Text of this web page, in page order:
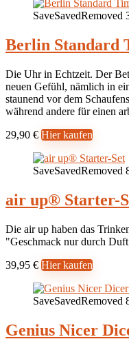
SaveSavedRemoved
Berlin Standard
Die Uhr in Echtzeit. Der
neuen Gefühl, nämlich in
staunend vor dem
während andere für einen
29,90 € Hier kaufen
SaveSavedRemoved
air up® Starter-
Die air up haben das
"Geschmack nur durch
39,95 € Hier kaufen
SaveSavedRemoved
Genius Nicer